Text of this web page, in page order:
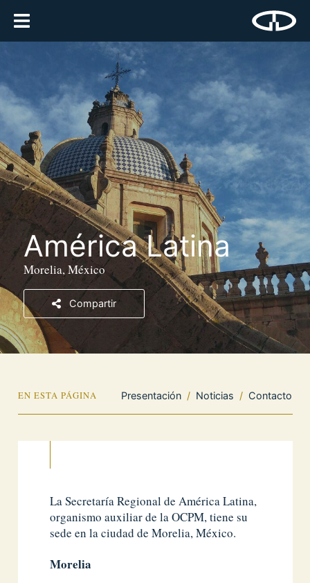
América Latina
Morelia, México
Compartir
EN ESTA PÁGINA Presentación / Noticias / Contacto
La Secretaría Regional de América Latina,
organismo auxiliar de la OCPM, tiene su
sede en la ciudad de Morelia, México.
Morelia